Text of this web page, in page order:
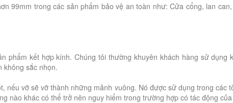
99mm trong các sản phẩm bảo vệ an toàn như: Cửa cổng, lan
phẩm kết hợp kính. Chúng tôi thường khuyên khách hàng sử
không sắc nhọn.
nếu vỡ sẽ vỡ thành những mảnh vuông. Nó được sử dụng trong
nào khác có thể trở nên nguy hiểm trong trường hợp có tác động